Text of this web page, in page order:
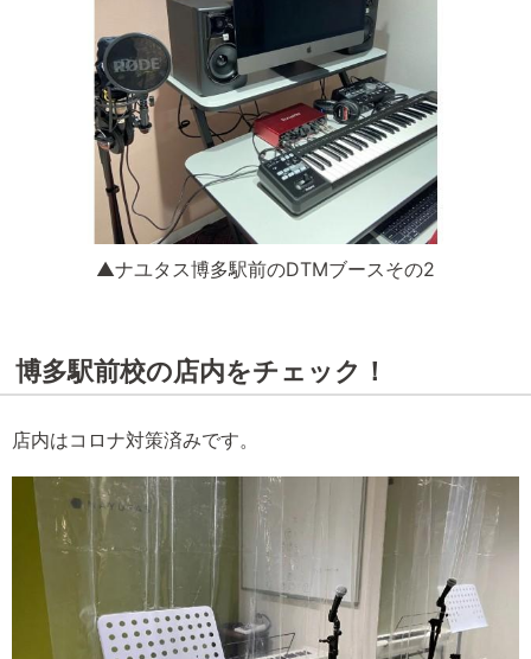
▲ナユタス博多駅前のDTMブースその2
博多駅前校の店内をチェック！
店内はコロナ対策済みです。